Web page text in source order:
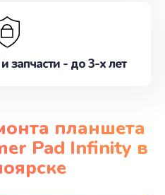
запчасти - до 3-х лет
планшета
Pad Infinity в